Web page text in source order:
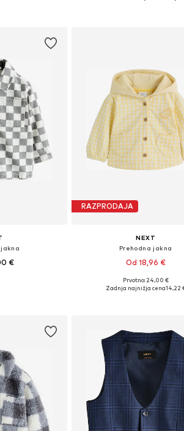
€
RAZPRODAJA
NEXT
Prehodna jakna
Od 18,96 €
Razpoložljive velikosti: 74,
Prvotno: 24,00 €
Zadnja najnižja cena14,22